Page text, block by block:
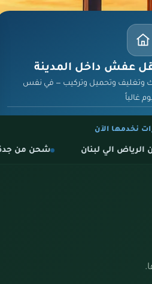
عفش داخل المدينة
وتغليف وتحميل وتركيب — في نفس
غالباً
نخدمها الآن
شحن من جدة الي البحرين